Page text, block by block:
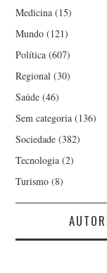
Medicina (15)
Mundo (121)
Política (607)
Regional (30)
Saúde (46)
Sem categoria (136)
Sociedade (382)
Tecnologia (2)
Turismo (8)